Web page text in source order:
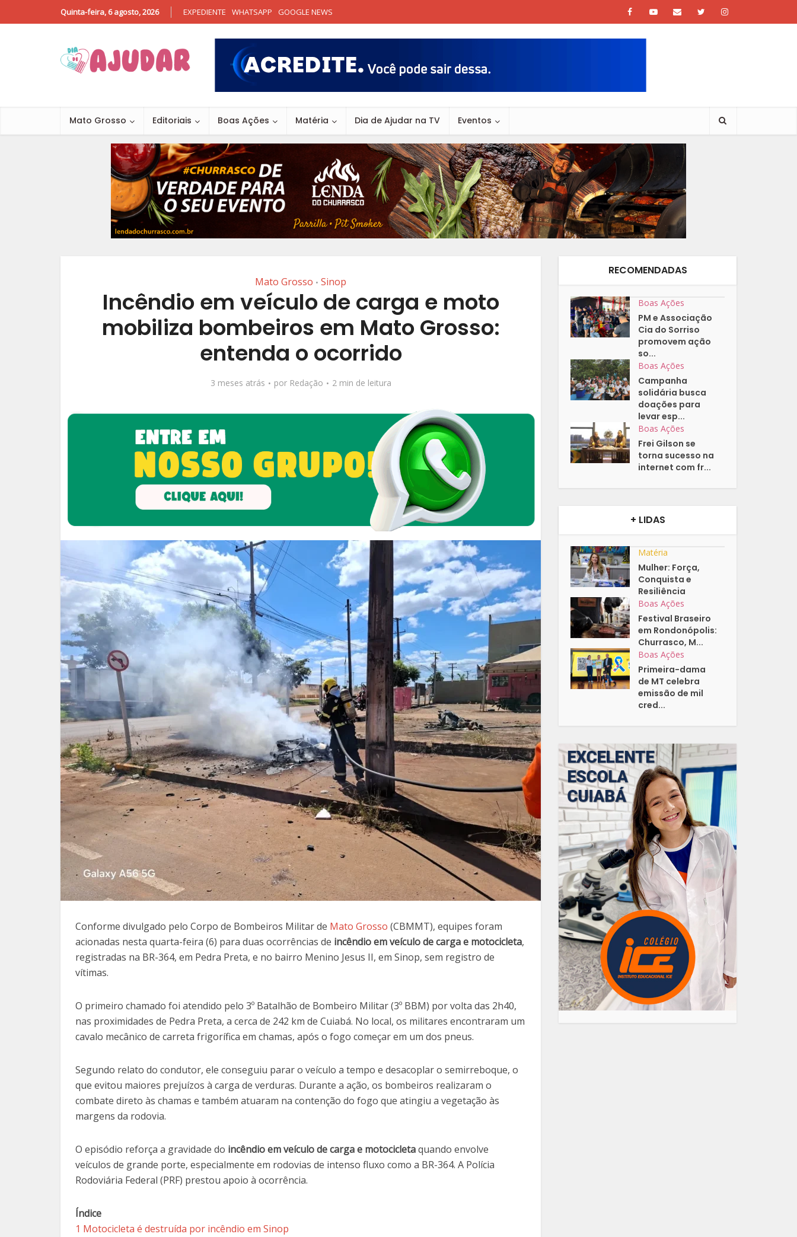
Quinta-feira, 6 agosto, 2026 EXPEDIENTE WHATSAPP GOOGLE NEWS
Mato Grosso Editoriais Boas Ações Matéria Dia de Ajudar na TV Eventos
Mato Grosso • Sinop
Incêndio em veículo de carga e moto
mobiliza bombeiros em Mato Grosso:
entenda o ocorrido
3 meses atrás por Redação 2 min de leitura
Conforme divulgado pelo Corpo de Bombeiros Militar de Mato Grosso (CBMMT), equipes foram
acionadas nesta quarta-feira (6) para duas ocorrências de incêndio em veículo de carga e motocicleta,
registradas na BR-364, em Pedra Preta, e no bairro Menino Jesus II, em Sinop, sem registro de
vítimas.
O primeiro chamado foi atendido pelo 3º Batalhão de Bombeiro Militar (3º BBM) por volta das 2h40,
nas proximidades de Pedra Preta, a cerca de 242 km de Cuiabá. No local, os militares encontraram um
cavalo mecânico de carreta frigorífica em chamas, após o fogo começar em um dos pneus.
Segundo relato do condutor, ele conseguiu parar o veículo a tempo e desacoplar o semirreboque, o
que evitou maiores prejuízos à carga de verduras. Durante a ação, os bombeiros realizaram o
combate direto às chamas e também atuaram na contenção do fogo que atingiu a vegetação às
margens da rodovia.
O episódio reforça a gravidade do incêndio em veículo de carga e motocicletaquando envolve
veículos de grande porte, especialmente em rodovias de intenso fluxo como a BR-364. A Polícia
Rodoviária Federal (PRF) prestou apoio à ocorrência.
Índice
1 Motocicleta é destruída por incêndio em Sinop
RECOMENDADAS
Boas Ações
PM e Associação
Cia do Sorriso
promovem ação
so...
Boas Ações
Campanha
solidária busca
doações para
levar esp...
Boas Ações
Frei Gilson se
torna sucesso na
internet com fr...
+ LIDAS
Matéria
Mulher: Força,
Conquista e
Resiliência
Boas Ações
Festival Braseiro
em Rondonópolis:
Churrasco, M...
Boas Ações
Primeira-dama
de MT celebra
emissão de mil
cred...